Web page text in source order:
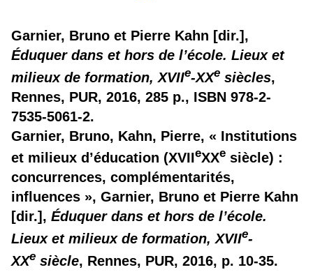
Garnier, Bruno et Pierre Kahn [dir.],
Éduquer dans et hors de l’école. Lieux et
milieux de formation, XVIIe-XXe siècles,
Rennes, PUR, 2016, 285 p., ISBN 978-2-
7535-5061-2.
Garnier, Bruno, Kahn, Pierre, « Institutions
et milieux d’éducation (XVIIeXXe siècle) :
concurrences, complémentarités,
influences », Garnier, Bruno et Pierre Kahn
[dir.], Éduquer dans et hors de l’école.
Lieux et milieux de formation, XVIIe­
XXe siècle, Rennes, PUR, 2016, p. 10-35.